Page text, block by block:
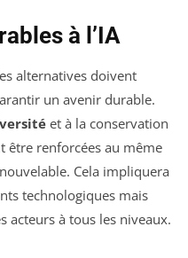
à l’IA
alternatives doivent
un avenir durable.
et à la conservation
être renforcées au même
Cela impliquera
technologiques mais
acteurs à tous les niveaux.